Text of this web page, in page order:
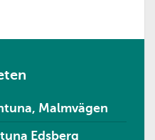
Malmvägen
Edsberg